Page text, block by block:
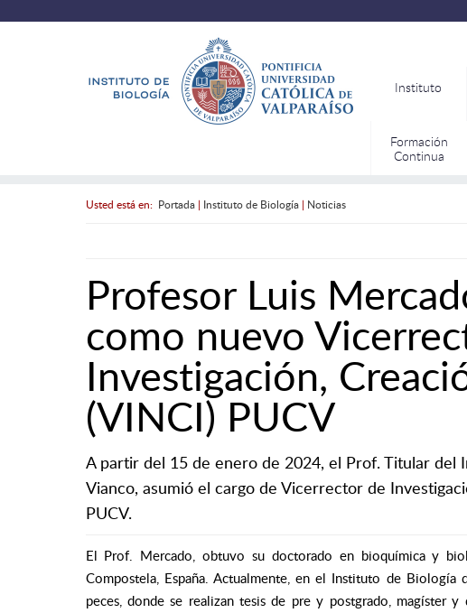
Instituto
Formación
Continua
Usted está en: Portada| Instituto de Biología| Noticias
Profesor Luis
como nuevo
Investigación,
(VINCI) PUCV
A partir del 15 de enero de 2024, el Prof. Titular del
Vianco, asumió el cargo de Vicerrector de
PUCV.
El Prof. Mercado, obtuvo su doctorado en bioquímica y
Compostela, España. Actualmente, en el Instituto de
peces, donde se realizan tesis de pre y postgrado, magíster